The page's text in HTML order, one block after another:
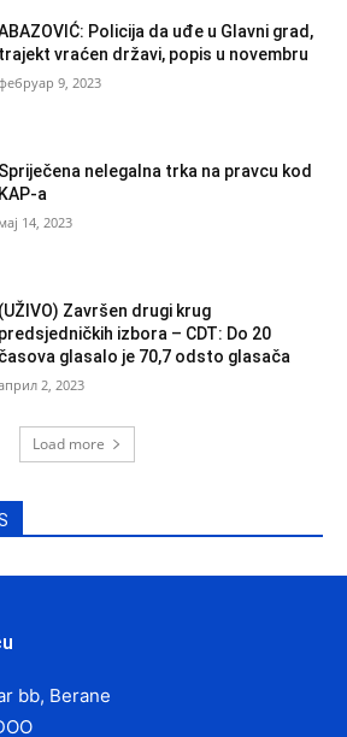
Policija da uđe u Glavni grad,
trajekt vraćen državi, popis u novembru
9, 2023
Spriječena nelegalna trka na pravcu kod
KAP-a
мај 14, 2023
(UŽIVO) Završen drugi krug
predsjedničkih izbora – CDT: Do 20
časova glasalo je 70,7 odsto glasača
2, 2023
Load more
bb, Berane